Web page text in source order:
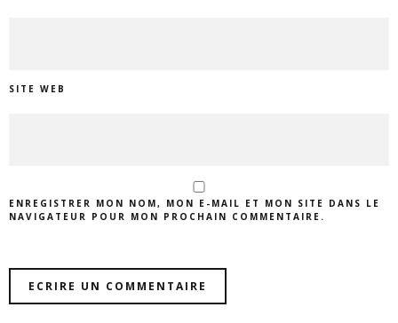
SITE WEB
ENREGISTRER MON NOM, MON E-MAIL ET MON SITE DANS LE
NAVIGATEUR POUR MON PROCHAIN COMMENTAIRE.